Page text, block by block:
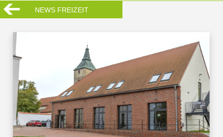
NEWS FREIZEIT